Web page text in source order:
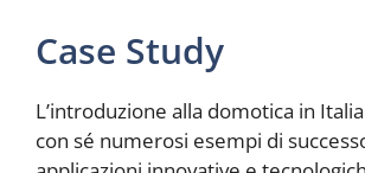
Case Study
L’introduzione alla domotica in
con sé numerosi esempi di